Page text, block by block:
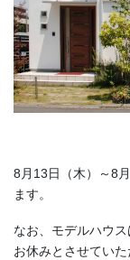
8月13日（木）～8
ます。
なお、モデルハウ
お休みとさせていた